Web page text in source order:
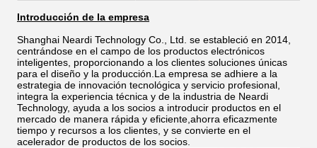
Introducción de la empresa
Shanghai Neardi Technology Co., Ltd. se estableció en 2014,
centrándose en el campo de los productos electrónicos
inteligentes, proporcionando a los clientes soluciones únicas
para el diseño y la producción.La empresa se adhiere a la
estrategia de innovación tecnológica y servicio profesional,
integra la experiencia técnica y de la industria de Neardi
Technology, ayuda a los socios a introducir productos en el
mercado de manera rápida y eficiente,ahorra eficazmente
tiempo y recursos a los clientes, y se convierte en el
acelerador de productos de los socios.